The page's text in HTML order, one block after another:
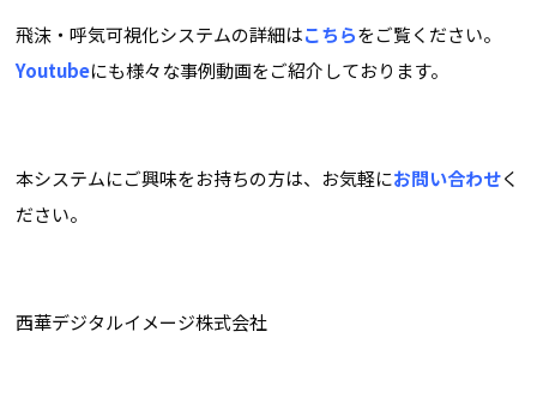
飛沫・呼気可視化システムの詳細はこちらをご覧ください。
Youtubeにも様々な事例動画をご紹介しております。
本システムにご興味をお持ちの方は、お気軽にお問い合わせく
ださい。
西華デジタルイメージ株式会社